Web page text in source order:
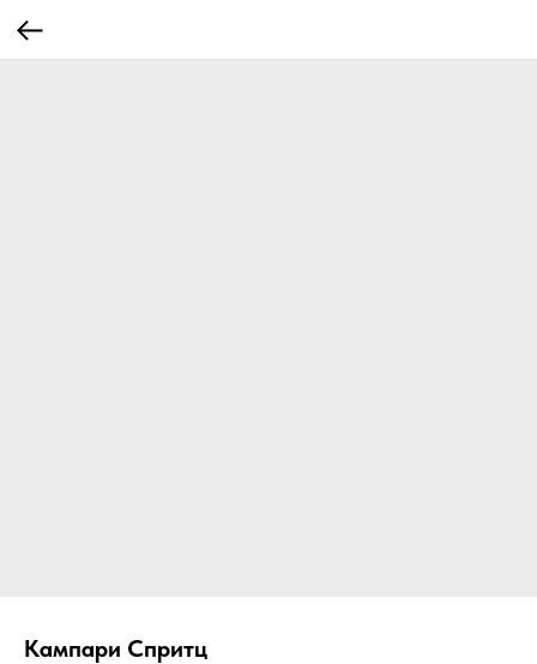
Кампари Спритц